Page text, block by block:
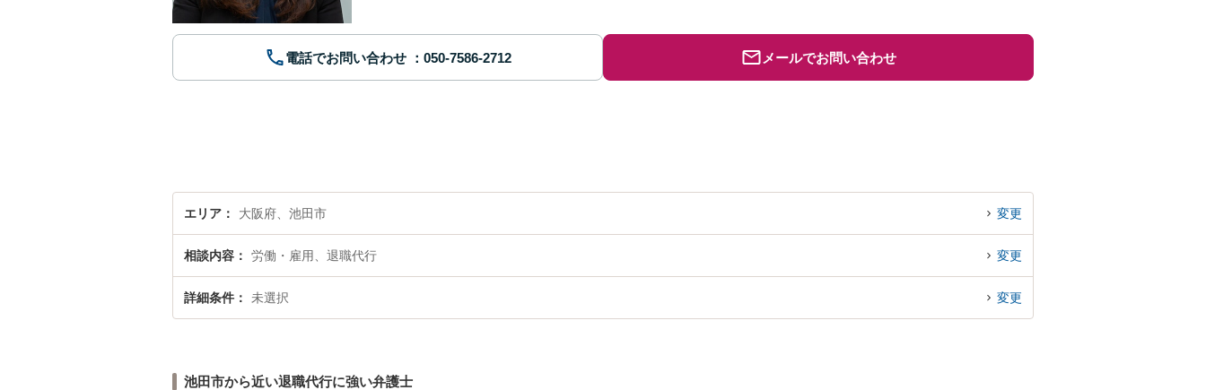
電話でお問い合わせ メールでお問い合わせ
エリア 大阪府、池田市 変更
相談内容 労働・雇用、退職代行 変更
詳細条件 未選択 変更
池田市から近い退職代行に強い弁護士